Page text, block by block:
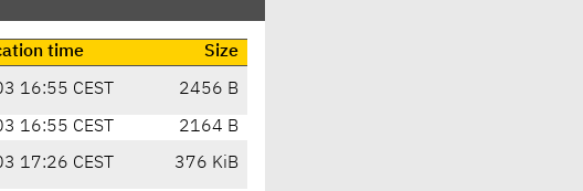
time
Size
16:55 CEST 2456 B
16:55 CEST
2164 B
17:26 CEST 376 KiB